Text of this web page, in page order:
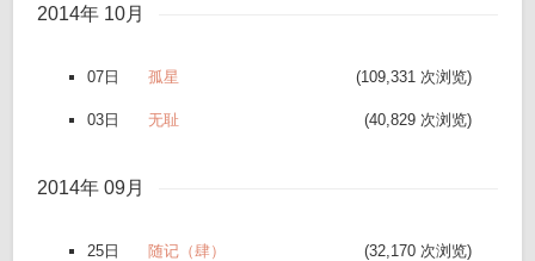
2014年 10月
07日 孤星 (109,331 次浏览)
03日 无耻 (40,829 次浏览)
2014年 09月
25日 随记（肆） (32,170 次浏览)